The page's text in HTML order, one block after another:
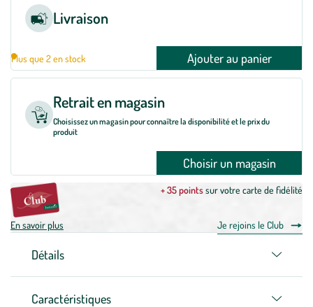
Livraison
Plus que 2 en stock Ajouter au panier
Retrait en magasin
Choisissez un magasin pour connaître la disponibilité et le prix du
produit
Choisir un magasin
+ 35 pointssur votre carte de fidélité
En savoir plus Je rejoins le Club
Détails
Caractéristiques